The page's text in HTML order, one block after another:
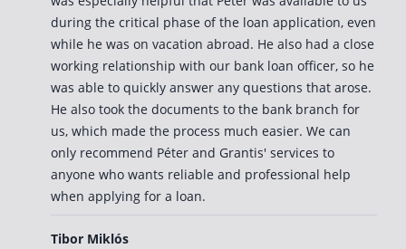
during the critical phase of the loan application, even
while he was on vacation abroad. He also had a close
working relationship with our bank loan officer, so he
was able to quickly answer any questions that arose.
He also took the documents to the bank branch for
us, which made the process much easier. We can
only recommend Péter and Grantis' services to
anyone who wants reliable and professional help
when applying for a loan.
Tibor Miklós